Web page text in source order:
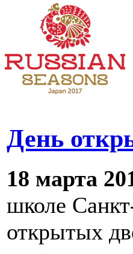
День
18 марта
школе
открытых